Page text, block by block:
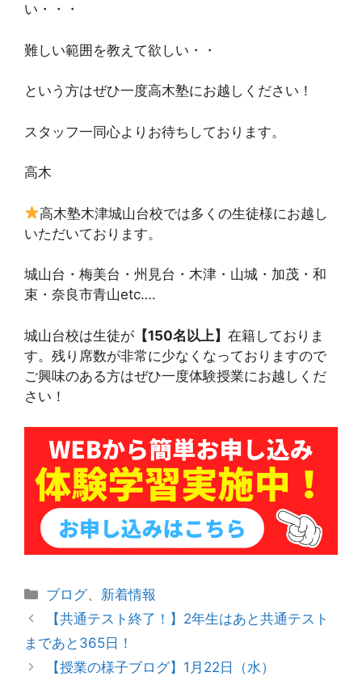
い・・・
難しい範囲を教えて欲しい・・
という方はぜひ一度高木塾にお越しください！
スタッフ一同心よりお待ちしております。
高木
高木塾木津城山台校では多くの生徒様にお越し
いただいております。
城山台・梅美台・州見台・木津・山城・加茂・和
束・奈良市青山etc….
城山台校は生徒が 【150名以上】 在籍しておりま
す。残り席数が非常に少なくなっておりますので
ご興味のある方はぜひ一度体験授業にお越しくだ
さい！
カ
テ
リ
ー
ブログ、 新着情報
投
稿
ナ
ビ
【共通テスト終了！】2年生はあと共通テスト
まであと365日！
【授業の様子ブログ】1月22日（水）